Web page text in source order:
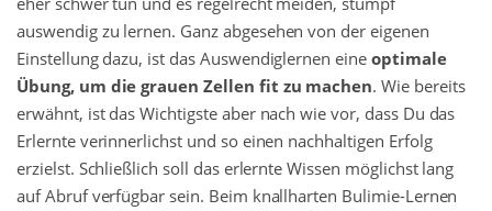
auswendig zu lernen. Ganz abgesehen von der eigenen
Einstellung dazu, ist das Auswendiglernen eine optimale
Übung, um die grauen Zellen fit zu machen. Wie bereits
erwähnt, ist das Wichtigste aber nach wie vor, dass Du das
Erlernte verinnerlichst und so einen nachhaltigen Erfolg
erzielst. Schließlich soll das erlernte Wissen möglichst lang
auf Abruf verfügbar sein. Beim knallharten Bulimie-Lernen